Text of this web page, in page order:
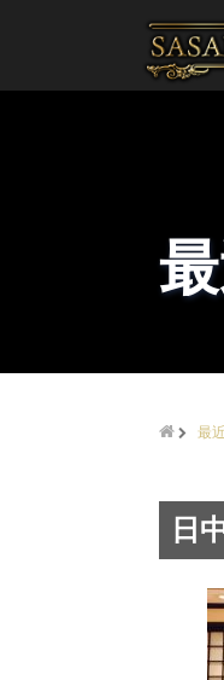
最
日